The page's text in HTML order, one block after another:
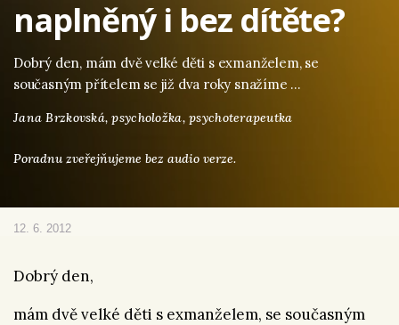
naplněný i bez dítěte?
Dobrý den, mám dvě velké děti s exmanželem, se
současným přítelem se již dva roky snažíme …
Jana Brzkovská,psycholožka, psychoterapeutka
Poradnu zveřejňujeme bez audio verze.
12. 6. 2012
Dobrý den,
mám dvě velké děti s exmanželem, se současným